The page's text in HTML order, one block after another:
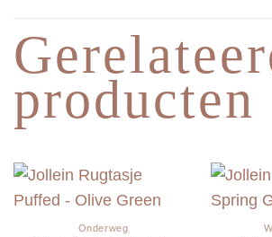
producten
Onderweg